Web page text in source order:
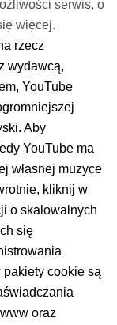
serwis, o
więcej.
rzecz
wydawcą,
YouTube
Aby
YouTube ma
własnej muzyce
kliknij w
o skalowalnych
się
cookie są
oraz